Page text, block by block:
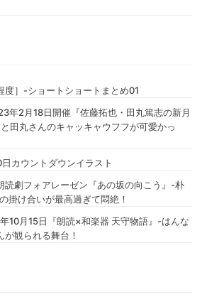
度］-ショートショートまとめ01
年2月18日開催『佐藤拓也・田丸篤志の新月
田丸さんのキャッキャウフフが可愛かっ
カウントダウンイラスト
読劇フォアレーゼン『あの坂の向こう』-朴
掛け合いが最高過ぎて悶絶！
10月15日『朗読×和楽器 天守物語』-はんな
が観られる舞台！